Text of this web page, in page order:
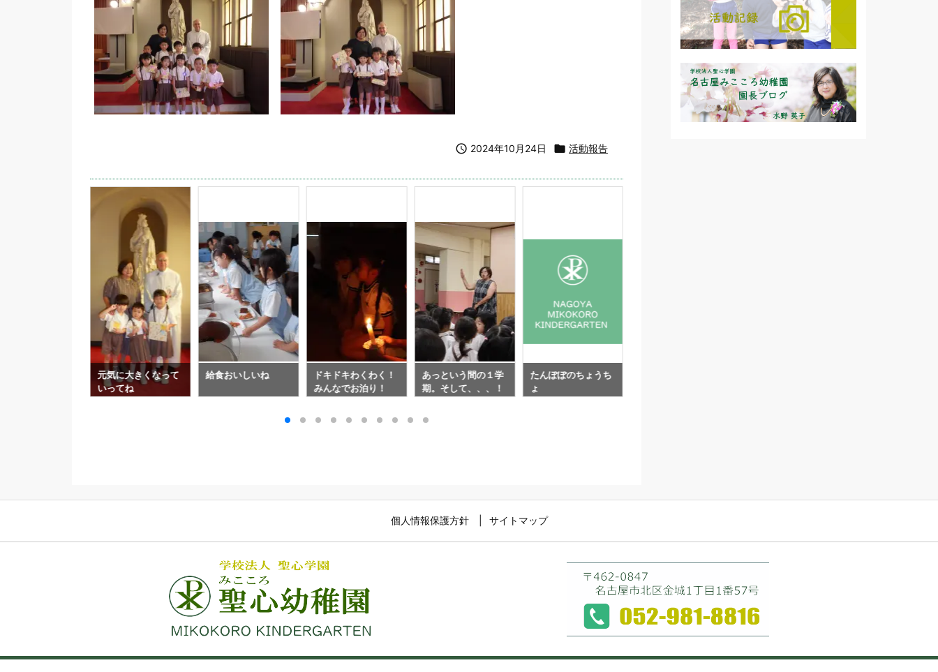
 2024年10月24日  活動報告
元気に大きくなって
いってね
給食おいしいね
ドキドキわくわく！
みんなでお泊り！
あっという間の１学
期。そして、、、！
たんぽぽのちょうち
ょ
個人情報保護方針 サイトマップ